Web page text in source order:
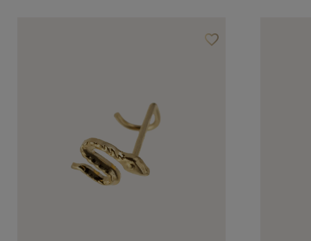
favorite_borderAjouter à vos favoris